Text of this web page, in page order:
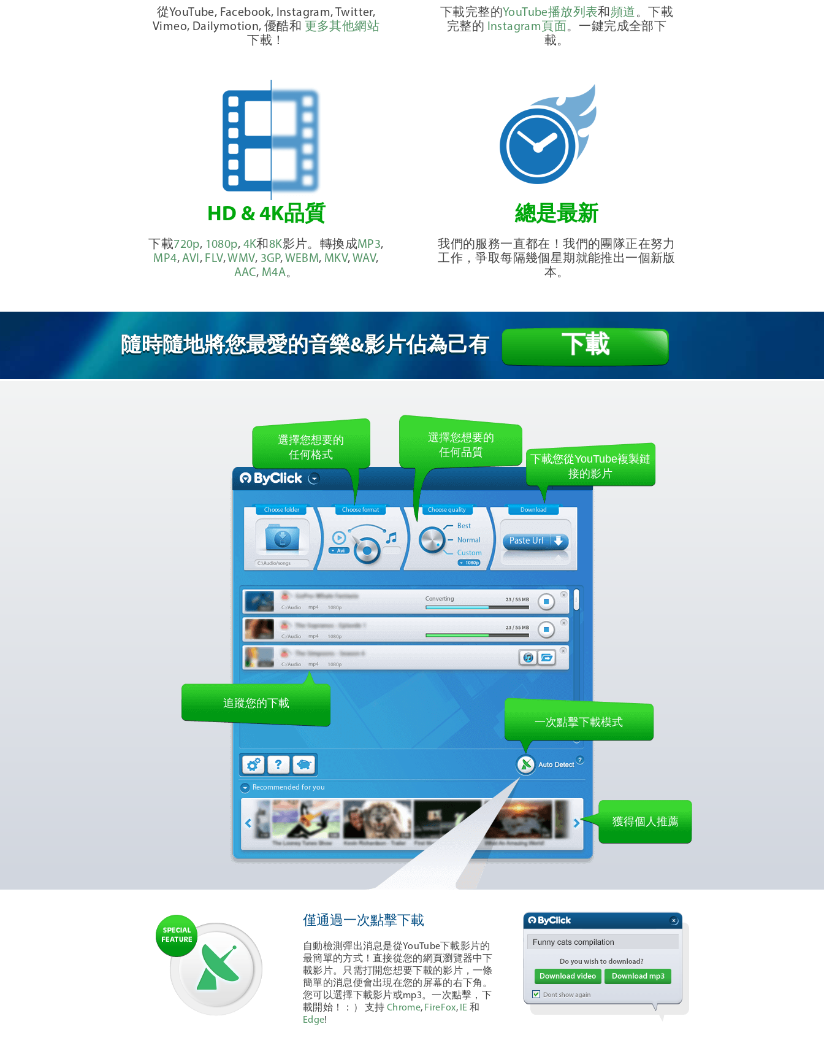
從YouTube, Facebook, Instagram, Twitter,
Vimeo, Dailymotion, 優酷和 更多其他網站
下載！
下載完整的 YouTube播放列表和頻道 。下載
完整的 Instagram頁面 。一鍵完成全部下
載。
HD & 4K品質
下載720p, 1080p, 4K和8K影片。轉換成MP3,
MP4,AVI, FLV, WMV, 3GP, WEBM, MKV, WAV,
AAC, M4A。
總是最新
我們的服務一直都在！我們的團隊正在努力
工作，爭取每隔幾個星期就能推出一個新版
本。
隨時隨地將您最愛的音樂&影片佔為己有 下載
選擇您想要的
任何格式
Choose folder Choose format Choose quality
Best
Normal
Custom
Converting
Download
Paste Url
Recommended for you
選擇您想要的
任何品質
下載您從YouTube複製鏈
接的影片
追蹤您的下載
一次點擊下載模式
獲得個人推薦
僅通過一次點擊下載
自動檢測彈出消息是從YouTube下載影片的
最簡單的方式！直接從您的網頁瀏覽器中下
載影片。只需打開您想要下載的影片，一條
簡單的消息便會出現在您的屏幕的右下角。
您可以選擇下載影片或mp3。一次點擊，下
載開始！：） 支持Chrome, FireFox, IE 和
Edge!